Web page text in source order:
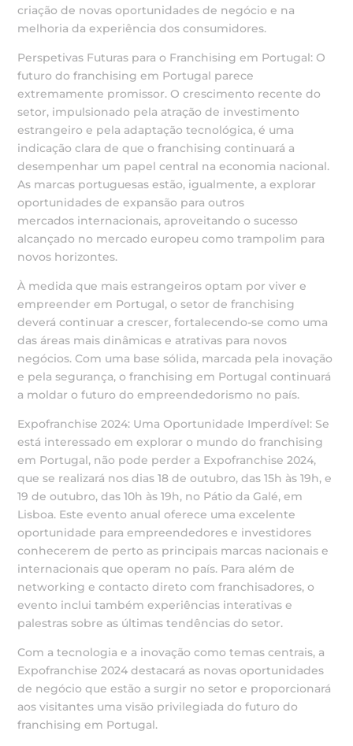
criação de novas oportunidades de negócio e na
melhoria da experiência dos consumidores.
Perspetivas Futuras para o Franchising em Portugal: O
futuro do franchising em Portugal parece
extremamente promissor. O crescimento recente do
setor, impulsionado pela atração de investimento
estrangeiro e pela adaptação tecnológica, é uma
indicação clara de que o franchising continuará a
desempenhar um papel central na economia nacional.
As marcas portuguesas estão, igualmente, a explorar
oportunidades de expansão para outros
mercados internacionais, aproveitando o sucesso
alcançado no mercado europeu como trampolim para
novos horizontes.
À medida que mais estrangeiros optam por viver e
empreender em Portugal, o setor de franchising
deverá continuar a crescer, fortalecendo-se como uma
das áreas mais dinâmicas e atrativas para novos
negócios. Com uma base sólida, marcada pela inovação
e pela segurança, o franchising em Portugal continuará
a moldar o futuro do empreendedorismo no país.
Expofranchise 2024: Uma Oportunidade Imperdível: Se
está interessado em explorar o mundo do franchising
em Portugal, não pode perder a Expofranchise 2024,
que se realizará nos dias 18 de outubro, das 15h às 19h, e
19 de outubro, das 10h às 19h, no Pátio da Galé, em
Lisboa. Este evento anual oferece uma excelente
oportunidade para empreendedores e investidores
conhecerem de perto as principais marcas nacionais e
internacionais que operam no país. Para além de
networking e contacto direto com franchisadores, o
evento inclui também experiências interativas e
palestras sobre as últimas tendências do setor.
Com a tecnologia e a inovação como temas centrais, a
Expofranchise 2024 destacará as novas oportunidades
de negócio que estão a surgir no setor e proporcionará
aos visitantes uma visão privilegiada do futuro do
franchising em Portugal.